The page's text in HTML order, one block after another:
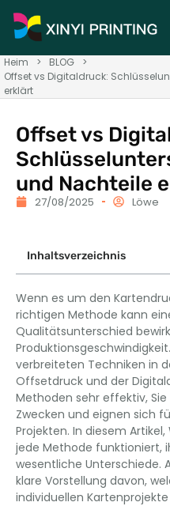
Heim > BLOG
>
Offset vs Digitaldruck:
erklärt
Offset vs
und Nachteile
27/08/2025 Löwe
Inhaltsverzeichnis
Wenn es um den
richtigen Methode kann
Qualitätsunterschied
verbreiteten Techniken in
Offsetdruck und der
Methoden sehr effektiv,
Zwecken und eignen sich
Projekten. In diesem
jede Methode funktioniert,
wesentliche Unterschiede.
klare Vorstellung davon,
individuellen